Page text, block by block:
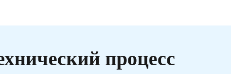
процесс